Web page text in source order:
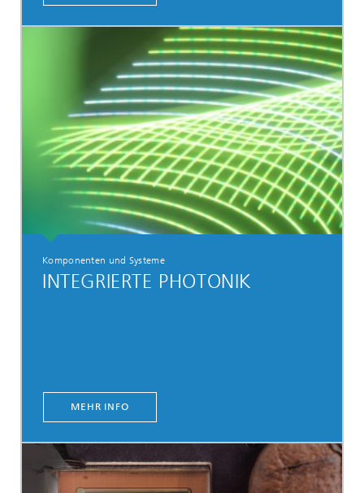
Komponenten und Systeme
INTEGRIERTE PHOTONIK
MEHR INFO